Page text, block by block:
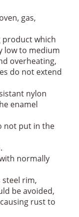
gas,
product which
low to medium
overheating,
do not extend
nylon
enamel
not put in the
normally
steel rim,
be avoided,
rust to